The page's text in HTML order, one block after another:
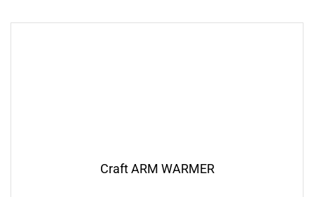
Craft ARM WARMER